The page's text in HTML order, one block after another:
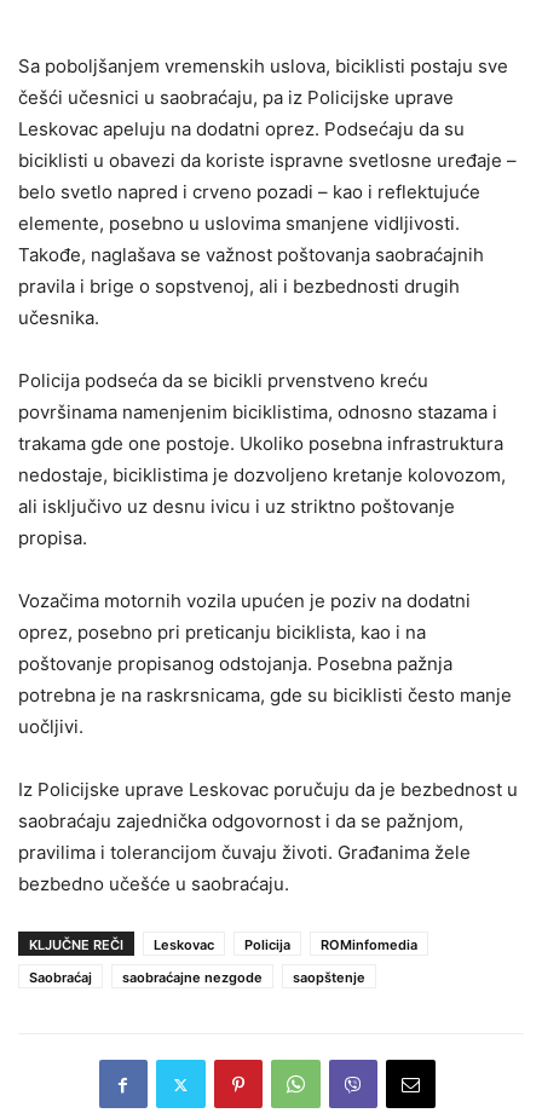
Sa poboljšanjem vremenskih uslova, biciklisti postaju sve
češći učesnici u saobraćaju, pa iz Policijske uprave
Leskovac apeluju na dodatni oprez. Podsećaju da su
biciklisti u obavezi da koriste ispravne svetlosne uređaje –
belo svetlo napred i crveno pozadi – kao i reflektujuće
elemente, posebno u uslovima smanjene vidljivosti.
Takođe, naglašava se važnost poštovanja saobraćajnih
pravila i brige o sopstvenoj, ali i bezbednosti drugih
učesnika.
Policija podseća da se bicikli prvenstveno kreću
površinama namenjenim biciklistima, odnosno stazama i
trakama gde one postoje. Ukoliko posebna infrastruktura
nedostaje, biciklistima je dozvoljeno kretanje kolovozom,
ali isključivo uz desnu ivicu i uz striktno poštovanje
propisa.
Vozačima motornih vozila upućen je poziv na dodatni
oprez, posebno pri preticanju biciklista, kao i na
poštovanje propisanog odstojanja. Posebna pažnja
potrebna je na raskrsnicama, gde su biciklisti često manje
uočljivi.
Iz Policijske uprave Leskovac poručuju da je bezbednost u
saobraćaju zajednička odgovornost i da se pažnjom,
pravilima i tolerancijom čuvaju životi. Građanima žele
bezbedno učešće u saobraćaju.
KLJUČNE REČI Leskovac Policija
ROMinfomedia
Saobraćaj
saobraćajne nezgode saopštenje